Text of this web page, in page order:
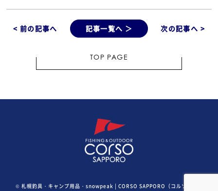
< 前の記事へ 記事一覧へ ＞ 次の記事へ >
TOP PAGE
© 札幌釣具・キャンプ用品・snowpeak | CORSO SAPPORO（コルソ札幌）